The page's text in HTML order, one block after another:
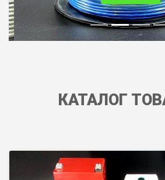
КАТАЛОГ